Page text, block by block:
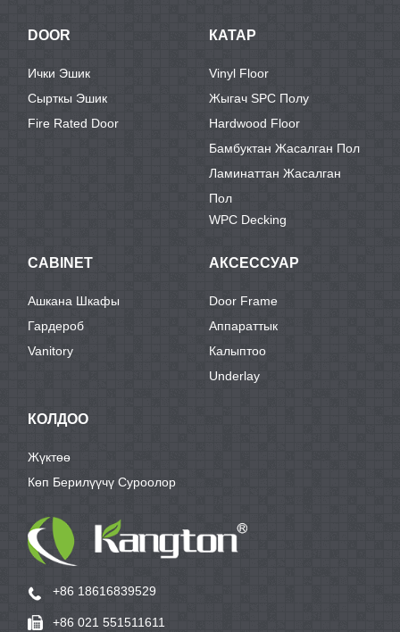
DOOR
Ички Эшик
Сырткы Эшик
Fire Rated Door
КАТАР
Vinyl Floor
Жыгач SPC Полу
Hardwood Floor
Бамбуктан Жасалган Пол
Ламинаттан Жасалган
Пол
WPC Decking
CABINET
Ашкана Шкафы
Гардероб
Vanitory
АКСЕССУАР
Door Frame
Аппараттык
Калыптоо
Underlay
КОЛДОО
Жүктөө
Көп Берилүүчү Суроолор
+86 18616839529
+86 021 551511611